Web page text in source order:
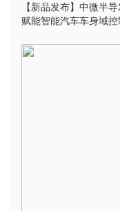
【新品发布】中微半
赋能智能汽车车身域控